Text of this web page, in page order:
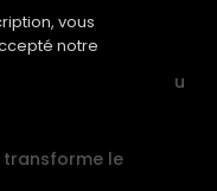
votre vision du
transforme le
vous
notre